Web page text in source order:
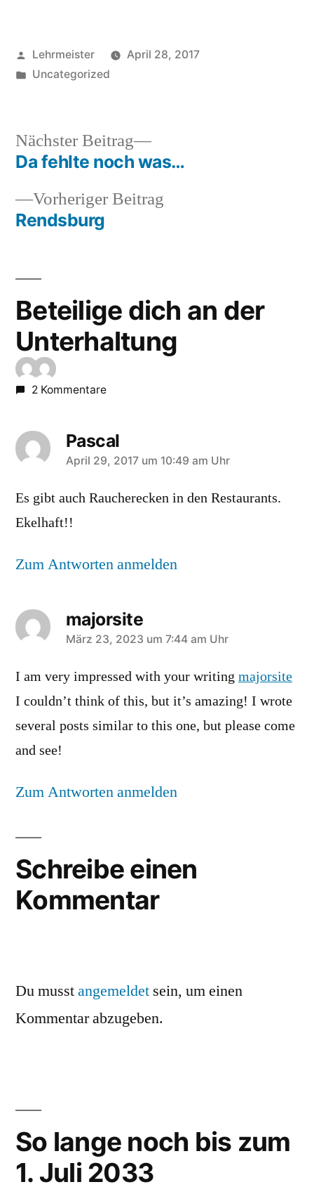
Veröffentlicht
von
Lehrmeister
April 28, 2017
Veröffentlicht
Uncategorized
Beitrags-
Navigation
Vorheriger Beitrag
Rendsburg
Nächster Beitrag
Nächster
Beitrag:
Da fehlte noch was…
Beteilige dich an der
Unterhaltung
2 Kommentare
Pascal
sagt:
April 29, 2017 um 10:49 am Uhr
Es gibt auch Raucherecken in den Restaurants.
Ekelhaft!!
Zum Antworten anmelden
majorsite
sagt:
März 23, 2023 um 7:44 am Uhr
I am very impressed with your writing majorsite
I couldn’t think of this, but it’s amazing! I wrote
several posts similar to this one, but please come
and see!
Zum Antworten anmelden
Schreibe einen
Kommentar
Du musstangemeldet sein, um einen
Kommentar abzugeben.
So lange noch bis zum
1. Juli 2033